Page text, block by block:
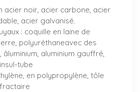
acier noir, acier carbone, acier
acier galvanisé.
: coquille en laine de
polyuréthaneavec des
aluminium gauffré,
tube
en polypropylène, tôle